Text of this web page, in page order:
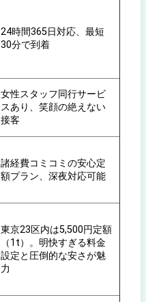
24時間365日対応、最短
30分で到着
女性スタッフ同行サービ
スあり、笑顔の絶えない
接客
諸経費コミコミの安心定
額プラン、深夜対応可能
東京23区内は5,500円定額
（1t）。明快すぎる料金
設定と圧倒的な安さが魅
力